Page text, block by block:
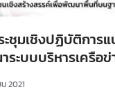
ะชุมเชิงปฏิบัติการ
ะบบบริหารเครือข่
และพันธกิจสัมพันธ์เ
ดยชุมชน โดยความร่
2021